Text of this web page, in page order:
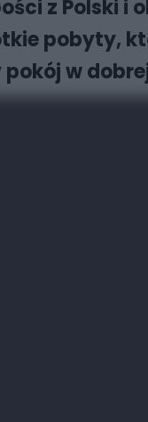
z Polski
pobyty,
w